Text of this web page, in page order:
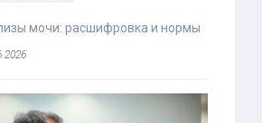
мочи: расшифровка и нормы